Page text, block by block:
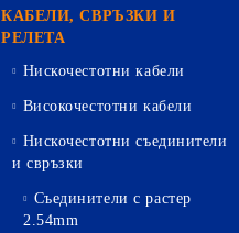
КАБЕЛИ, СВРЪЗКИ И
РЕЛЕТА
Нискочестотни кабели
Високочестотни кабели
Нискочестотни съединители
и свръзки
Съединители с растер
2.54mm